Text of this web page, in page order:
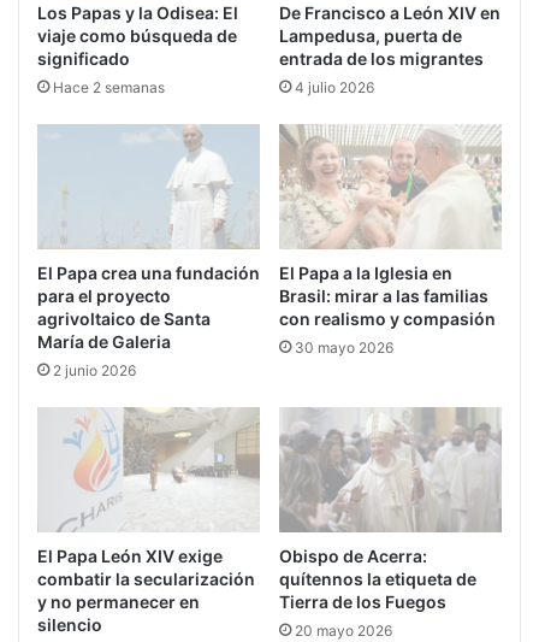
Los Papas y la Odisea: El
viaje como búsqueda de
significado
Hace 2 semanas
De Francisco a León XIV en
Lampedusa, puerta de
entrada de los migrantes
4 julio 2026
El Papa crea una fundación
para el proyecto
agrivoltaico de Santa
María de Galeria
2 junio 2026
El Papa a la Iglesia en
Brasil: mirar a las familias
con realismo y compasión
30 mayo 2026
El Papa León XIV exige
combatir la secularización
y no permanecer en
silencio
Obispo de Acerra:
quítennos la etiqueta de
Tierra de los Fuegos
20 mayo 2026